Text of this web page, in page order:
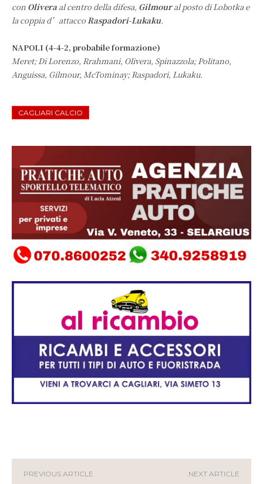
con Olivera al centro della difesa, Gilmoural posto di Lobotka e
la coppia d’attaccoRaspadori-Lukaku.
NAPOLI (4-4-2, probabile formazione)
Meret; Di Lorenzo, Rrahmani, Olivera, Spinazzola; Politano,
Anguissa, Gilmour, McTominay; Raspadori, Lukaku.
CAGLIARI CALCIO
PREVIOUS ARTICLE NEXT ARTICLE